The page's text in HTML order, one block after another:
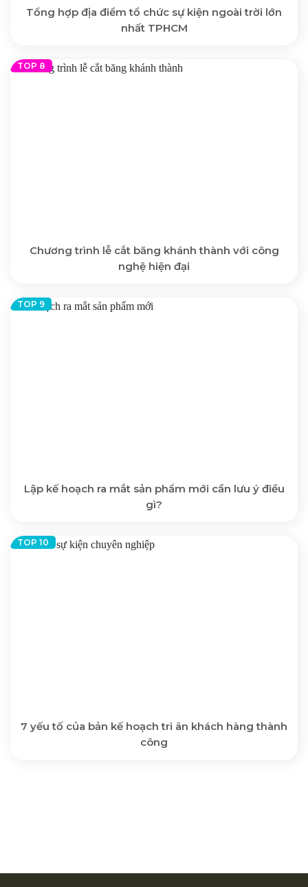
Tổng hợp địa điểm tổ chức sự kiện ngoài trời lớn
nhất TPHCM
Chương trình lễ cắt băng khánh thành với công
nghệ hiện đại
Lập kế hoạch ra mắt sản phẩm mới cần lưu ý điều
gì?
7 yếu tố của bản kế hoạch tri ân khách hàng thành
công